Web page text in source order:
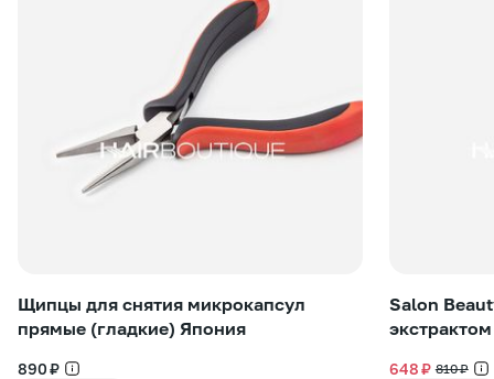
Щипцы для снятия микрокапсул
прямые (гладкие) Япония
890 ₽
Salon
648 ₽ 810 ₽